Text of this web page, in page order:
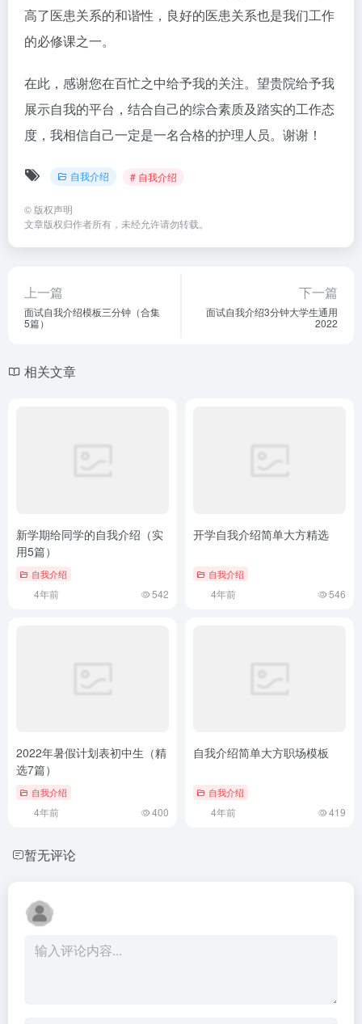
高了医患关系的和谐性，良好的医患关系也是我们工作
的必修课之一。
在此，感谢您在百忙之中给予我的关注。望贵院给予我
展示自我的平台，结合自己的综合素质及踏实的工作态
度，我相信自己一定是一名合格的护理人员。谢谢！
自我介绍 # 自我介绍
© 版权声明
文章版权归作者所有，未经允许请勿转载。
上一篇
面试自我介绍模板三分钟（合集
5篇）
下一篇
面试自我介绍3分钟大学生通用
2022
相关文章
新学期给同学的自我介绍（实
用5篇）
自我介绍
4年前 542
开学自我介绍简单大方精选
自我介绍
4年前 546
2022年暑假计划表初中生（精
选7篇）
自我介绍
4年前 400
自我介绍简单大方职场模板
自我介绍
4年前 419
暂无评论